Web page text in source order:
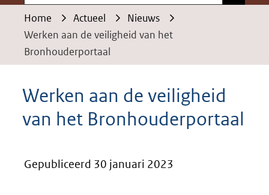
Home Actueel
Nieuws
Werken aan de veiligheid van het
Bronhouderportaal
Werken aan de veiligheid
van het Bronhouderportaal
Gepubliceerd 30 januari 2023